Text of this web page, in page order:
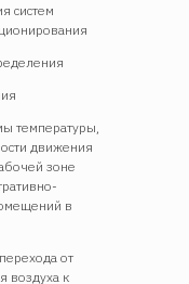
систем
температуры,
движения
зоне
в
от
воздуха к